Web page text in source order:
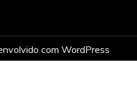
com WordPress